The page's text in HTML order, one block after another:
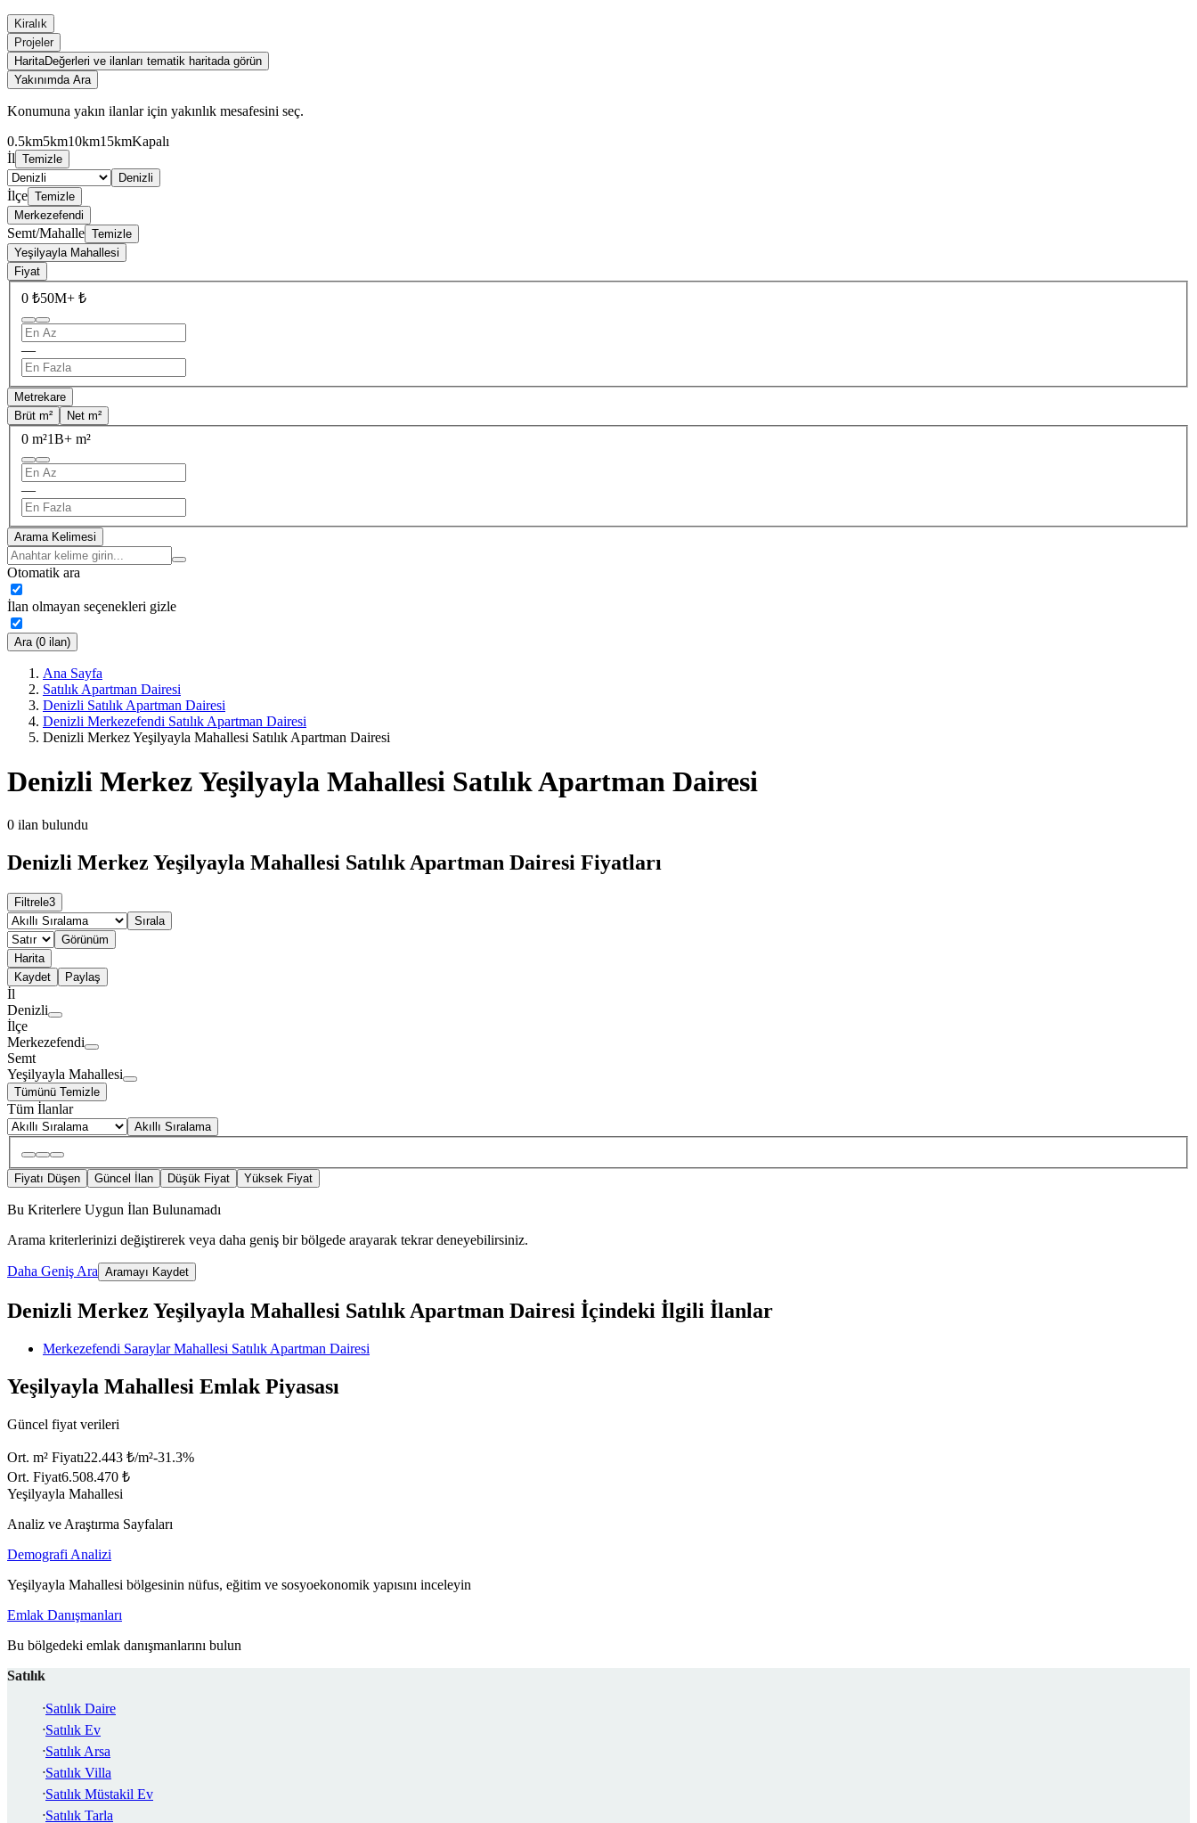
Kiralık
Projeler
HaritaDeğerleri ve ilanları tematik haritada görün
Yakınımda Ara
Konumuna yakın ilanlar için yakınlık mesafesini seç.
0.5km5km10km15kmKapalı
İl Temizle
Denizli
İlçe Temizle
Merkezefendi
Semt/Mahalle Temizle
Yeşilyayla Mahallesi
Fiyat
0 ₺50M+ ₺
—
Metrekare
Brüt m²
Net m²
0 m²1B+ m²
—
Arama Kelimesi
Otomatik ara
İlan olmayan seçenekleri gizle
Ara (0 ilan)
Ana Sayfa
Satılık Apartman Dairesi
Denizli Satılık Apartman Dairesi
Denizli Merkezefendi Satılık Apartman Dairesi
Denizli Merkez Yeşilyayla Mahallesi Satılık Apartman Dairesi
Denizli Merkez Yeşilyayla Mahallesi Satılık Apartman Dairesi
0 ilan bulundu
Denizli Merkez Yeşilyayla Mahallesi Satılık Apartman Dairesi Fiyatları
Filtrele3
Sırala
Görünüm
Harita
Kaydet
Paylaş
İl
Denizli
İlçe
Merkezefendi
Semt
Yeşilyayla Mahallesi
Tümünü Temizle
Tüm İlanlar
Akıllı Sıralama
Fiyatı Düşen Güncel İlan Düşük Fiyat Yüksek Fiyat
Bu Kriterlere Uygun İlan Bulunamadı
Arama kriterlerinizi değiştirerek veya daha geniş bir bölgede arayarak tekrar deneyebilirsiniz.
Daha Geniş Ara Aramayı Kaydet
Denizli Merkez Yeşilyayla Mahallesi Satılık Apartman Dairesi İçindeki İlgili İlanlar
Merkezefendi Saraylar Mahallesi Satılık Apartman Dairesi
Yeşilyayla Mahallesi Emlak Piyasası
Güncel fiyat verileri
Ort. m² Fiyatı22.443 ₺/m²-31.3%
Ort. Fiyat6.508.470 ₺
Yeşilyayla Mahallesi
Analiz ve Araştırma Sayfaları
Demografi Analizi
Yeşilyayla Mahallesi bölgesinin nüfus, eğitim ve sosyoekonomik yapısını inceleyin
Emlak Danışmanları
Bu bölgedeki emlak danışmanlarını bulun
Satılık
Satılık Daire
Satılık Ev
Satılık Arsa
Satılık Villa
Satılık Müstakil Ev
Satılık Tarla